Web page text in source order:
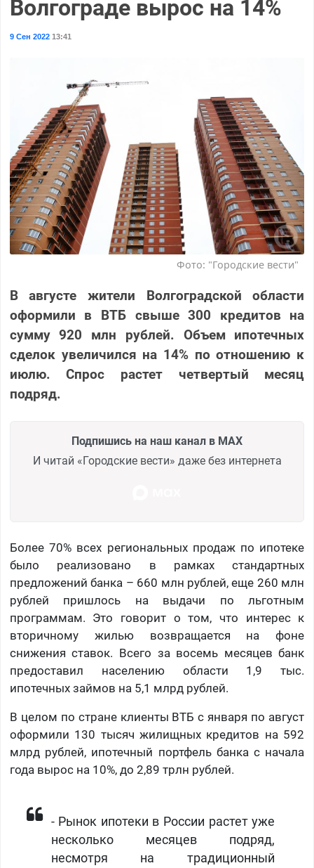
Волгограде вырос на 14%
9 Сен 202213:41
Фото: "Городские вести"
В августе жители Волгоградской области
оформили в ВТБ свыше 300 кредитов на
сумму 920 млн рублей. Объем ипотечных
сделок увеличился на 14% по отношению к
июлю. Спрос растет четвертый месяц
подряд.
Подпишись на наш канал в MAX
И читай «Городские вести» даже без интернета
Более 70% всех региональных продаж по ипотеке
было реализовано в рамках стандартных
предложений банка – 660 млн рублей, еще 260 млн
рублей пришлось на выдачи по льготным
программам. Это говорит о том, что интерес к
вторичному жилью возвращается на фоне
снижения ставок. Всего за восемь месяцев банк
предоставил населению области 1,9 тыс.
ипотечных займов на 5,1 млрд рублей.
В целом по стране клиенты ВТБ с января по август
оформили 130 тысяч жилищных кредитов на 592
млрд рублей, ипотечный портфель банка с начала
года вырос на 10%, до 2,89 трлн рублей.
- Рынок ипотеки в России растет уже
несколько месяцев подряд,
несмотря на традиционный